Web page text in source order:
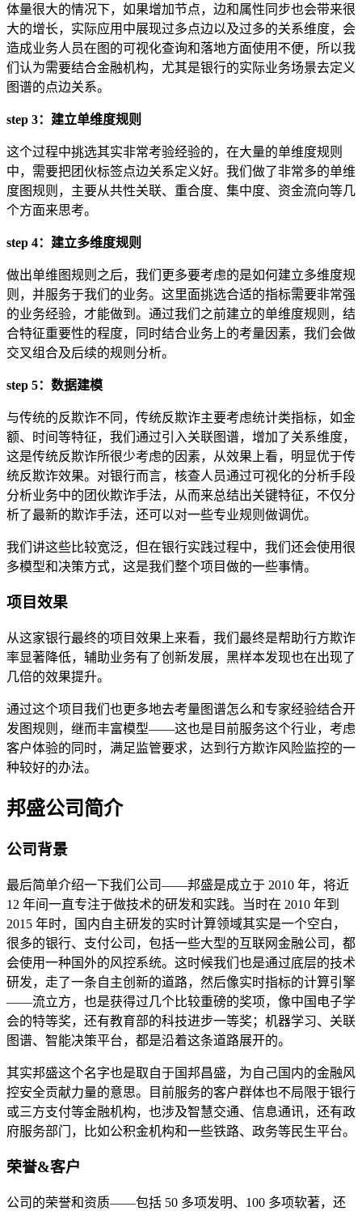
体量很大的情况下，如果增加节点，边和属性同步也会带来很
大的增长，实际应用中展现过多点边以及过多的关系维度，会
造成业务人员在图的可视化查询和落地方面使用不便，所以我
们认为需要结合金融机构，尤其是银行的实际业务场景去定义
图谱的点边关系。
step 3：建立单维度规则
这个过程中挑选其实非常考验经验的，在大量的单维度规则
中，需要把团伙标签点边关系定义好。我们做了非常多的单维
度图规则，主要从共性关联、重合度、集中度、资金流向等几
个方面来思考。
step 4：建立多维度规则
做出单维图规则之后，我们更多要考虑的是如何建立多维度规
则，并服务于我们的业务。这里面挑选合适的指标需要非常强
的业务经验，才能做到。通过我们之前建立的单维度规则，结
合特征重要性的程度，同时结合业务上的考量因素，我们会做
交叉组合及后续的规则分析。
step 5：数据建模
与传统的反欺诈不同，传统反欺诈主要考虑统计类指标，如金
额、时间等特征，我们通过引入关联图谱，增加了关系维度，
这是传统反欺诈所很少考虑的因素，从效果上看，明显优于传
统反欺诈效果。对银行而言，核查人员通过可视化的分析手段
分析业务中的团伙欺诈手法，从而来总结出关键特征，不仅分
析了最新的欺诈手法，还可以对一些专业规则做调优。
我们讲这些比较宽泛，但在银行实践过程中，我们还会使用很
多模型和决策方式，这是我们整个项目做的一些事情。
项目效果
从这家银行最终的项目效果上来看，我们最终是帮助行方欺诈
率显著降低，辅助业务有了创新发展，黑样本发现也在出现了
几倍的效果提升。
通过这个项目我们也更多地去考量图谱怎么和专家经验结合开
发图规则，继而丰富模型——这也是目前服务这个行业，考虑
客户体验的同时，满足监管要求，达到行方欺诈风险监控的一
种较好的办法。
邦盛公司简介
公司背景
最后简单介绍一下我们公司——邦盛是成立于 2010 年，将近
12 年间一直专注于做技术的研发和实践。当时在 2010 年到
2015 年时，国内自主研发的实时计算领域其实是一个空白，
很多的银行、支付公司，包括一些大型的互联网金融公司，都
会使用一种国外的风控系统。这时候我们也是通过底层的技术
研发，走了一条自主创新的道路，然后像实时指标的计算引擎
——流立方，也是获得过几个比较重磅的奖项，像中国电子学
会的特等奖，还有教育部的科技进步一等奖；机器学习、关联
图谱、智能决策平台，都是沿着这条道路展开的。
其实邦盛这个名字也是取自于国邦昌盛，为自己国内的金融风
控安全贡献力量的意思。目前服务的客户群体也不局限于银行
或三方支付等金融机构，也涉及智慧交通、信息通讯，还有政
府服务部门，比如公积金机构和一些铁路、政务等民生平台。
荣誉&客户
公司的荣誉和资质——包括 50 多项发明、100 多项软著，还